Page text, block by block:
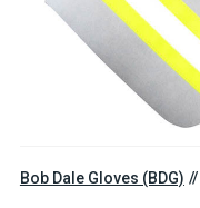
Bob Dale Gloves (BDG)